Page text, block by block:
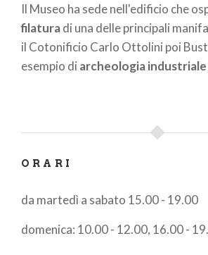
Il Museo ha sede nell'edificio che
filaturadi una delle principali
il Cotonificio Carlo Ottolini poi
esempio di archeologia industriale
ORARI
da martedì a sabato 15.00 - 19.00
domenica: 10.00 - 12.00, 16.00 -